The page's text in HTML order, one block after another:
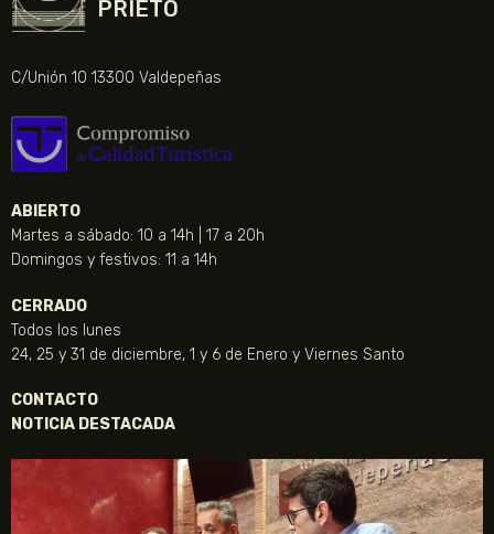
PRIETO
C/Unión 10 13300 Valdepeñas
ABIERTO
Martes a sábado: 10 a 14h | 17 a 20h
Domingos y festivos: 11 a 14h
CERRADO
Todos los lunes
24, 25 y 31 de diciembre, 1 y 6 de Enero y Viernes Santo
CONTACTO
NOTICIA DESTACADA